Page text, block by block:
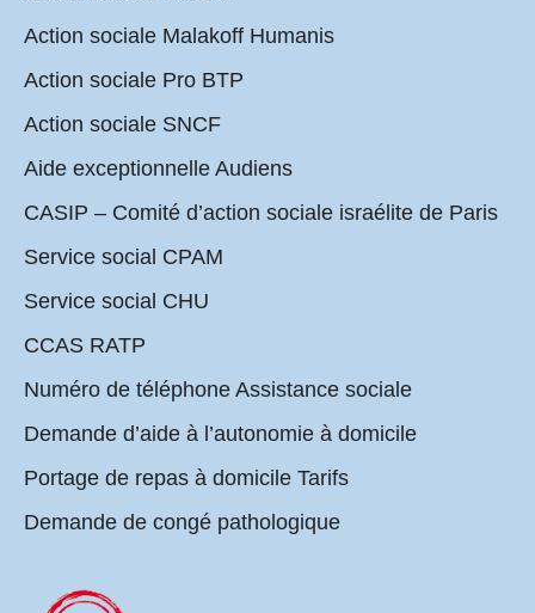
Action sociale Malakoff Humanis
Action sociale Pro BTP
Action sociale SNCF
Aide exceptionnelle Audiens
CASIP – Comité d’action sociale israélite de Paris
Service social CPAM
Service social CHU
CCAS RATP
Numéro de téléphone Assistance sociale
Demande d’aide à l’autonomie à domicile
Portage de repas à domicile Tarifs
Demande de congé pathologique